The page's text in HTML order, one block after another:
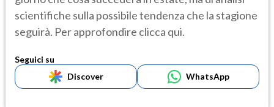
scientifiche sulla possibile tendenza che la stagione
seguirà. Per approfondire clicca qui.
Seguici su
Discover
WhatsApp